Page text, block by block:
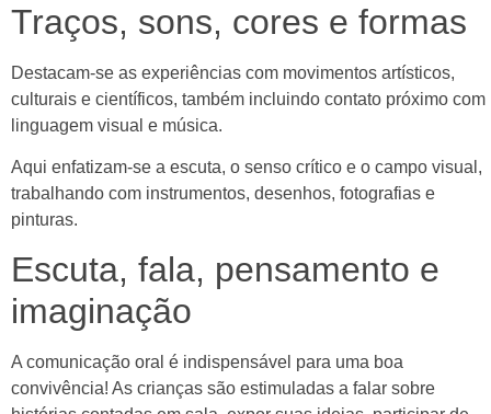
Traços, sons, cores e formas
Destacam-se as experiências com movimentos artísticos,
culturais e científicos, também incluindo contato próximo com
linguagem visual e música.
Aqui enfatizam-se a escuta, o senso crítico e o campo visual,
trabalhando com instrumentos, desenhos, fotografias e
pinturas.
Escuta, fala, pensamento e
imaginação
A comunicação oral é indispensável para uma boa
convivência! As crianças são estimuladas a falar sobre